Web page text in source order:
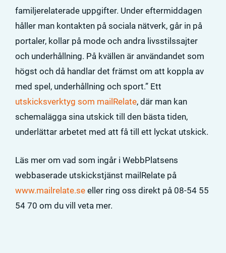
familjerelaterade uppgifter. Under eftermiddagen
håller man kontakten på sociala nätverk, går in på
portaler, kollar på mode och andra livsstilssajter
och underhållning. På kvällen är användandet som
högst och då handlar det främst om att koppla av
med spel, underhållning och sport.” Ett
utskicksverktyg som mailRelate, där man kan
schemalägga sina utskick till den bästa tiden,
underlättar arbetet med att få till ett lyckat utskick.
Läs mer om vad som ingår i WebbPlatsens
webbaserade utskickstjänst mailRelate på
www.mailrelate.se eller ring oss direkt på 08-54 55
54 70 om du vill veta mer.